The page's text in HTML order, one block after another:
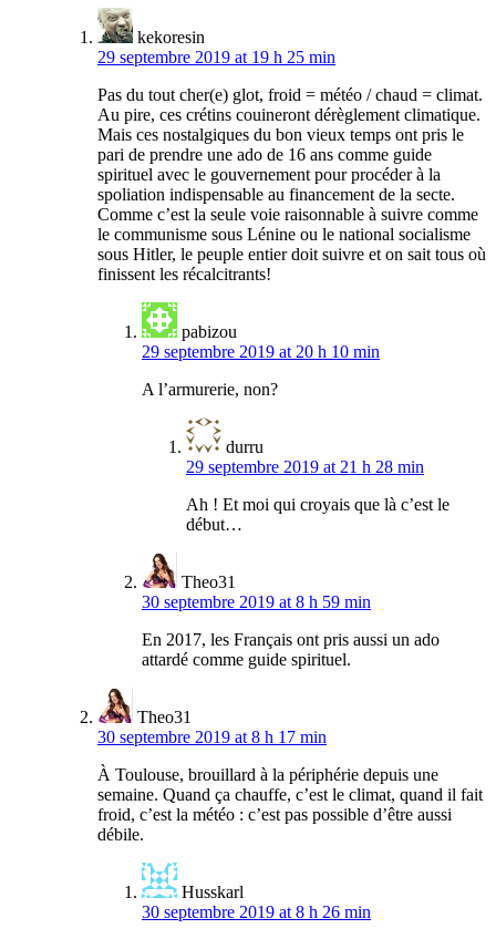
kekoresin
29 septembre 2019 at 19 h 25 min
Pas du tout cher(e) glot, froid = météo / chaud = climat.
Au pire, ces crétins couineront dérèglement climatique.
Mais ces nostalgiques du bon vieux temps ont pris le
pari de prendre une ado de 16 ans comme guide
spirituel avec le gouvernement pour procéder à la
spoliation indispensable au financement de la secte.
Comme c’est la seule voie raisonnable à suivre comme
le communisme sous Lénine ou le national socialisme
sous Hitler, le peuple entier doit suivre et on sait tous où
finissent les récalcitrants!
pabizou
29 septembre 2019 at 20 h 10 min
A l’armurerie, non?
durru
29 septembre 2019 at 21 h 28 min
Ah ! Et moi qui croyais que là c’est le
début…
Theo31
30 septembre 2019 at 8 h 59 min
En 2017, les Français ont pris aussi un ado
attardé comme guide spirituel.
Theo31
30 septembre 2019 at 8 h 17 min
À Toulouse, brouillard à la périphérie depuis une
semaine. Quand ça chauffe, c’est le climat, quand il fait
froid, c’est la météo : c’est pas possible d’être aussi
débile.
Husskarl
30 septembre 2019 at 8 h 26 min